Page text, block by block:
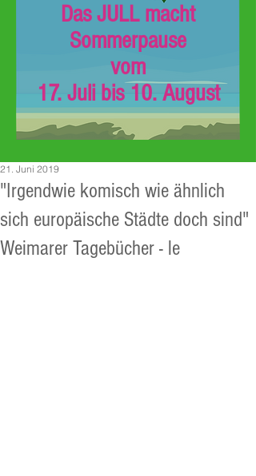
Das JULL macht
Sommerpause
vom
17. Juli bis 10. August
"Irgendwie komisch wie ähnlich
sich europäische Städte doch sind"
Weimarer Tagebücher - le
21. Juni 2019